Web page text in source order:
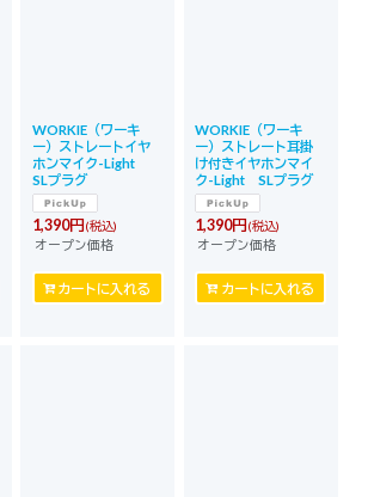
WORKIE（ワーキ
ー）ストレートイヤ
ホンマイク-Light
SLプラグ
1,390円(税込)
オープン価格
カートに入れる
WORKIE（ワーキ
ー）ストレート耳掛
け付きイヤホンマイ
ク-Light SLプラグ
1,390円(税込)
オープン価格
カートに入れる